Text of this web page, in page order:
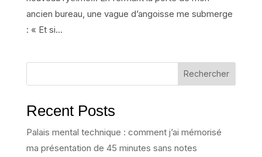
ancien bureau, une vague d’angoisse me submerge
: « Et si...
Rechercher
Recent Posts
Palais mental technique : comment j’ai mémorisé
ma présentation de 45 minutes sans notes